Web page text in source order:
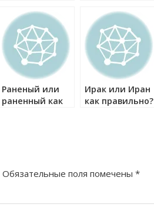
Раненый или
раненный как
Ирак или Иран
как правильно?
Обязательные поля помечены *